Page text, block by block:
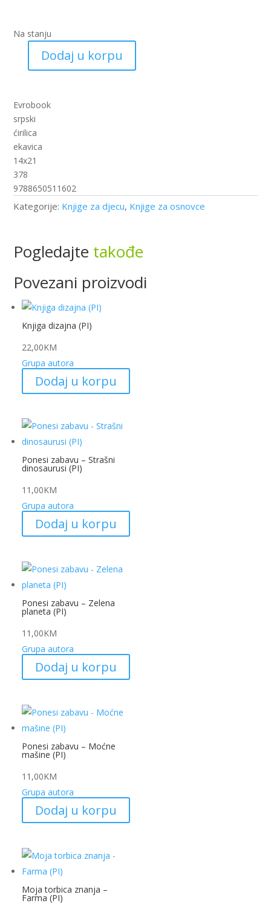
Na stanju
Izabrana
količina
Dodaj u korpu
Evrobook
srpski
ćirilica
ekavica
14x21
378
9788650511602
Kategorije: Knjige za djecu, Knjige za osnovce
Pogledajte takođe
Povezani proizvodi
Knjiga dizajna (PI)
22,00KM
Grupa autora
Dodaj u korpu
Ponesi zabavu – Strašni
dinosaurusi (PI)
11,00KM
Grupa autora
Dodaj u korpu
Ponesi zabavu – Zelena
planeta (PI)
11,00KM
Grupa autora
Dodaj u korpu
Ponesi zabavu – Moćne
mašine (PI)
11,00KM
Grupa autora
Dodaj u korpu
Moja torbica znanja –
Farma (PI)